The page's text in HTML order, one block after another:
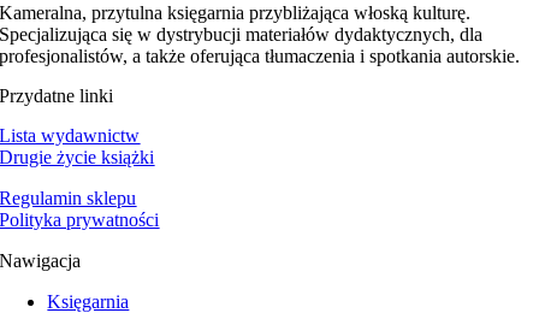
Kameralna, przytulna księgarnia przybliżająca włoską kulturę.
Specjalizująca się w dystrybucji materiałów dydaktycznych, dla
profesjonalistów, a także oferująca tłumaczenia i spotkania autorskie.
Przydatne linki
Lista wydawnictw
Drugie życie książki
Regulamin sklepu
Polityka prywatności
Nawigacja
Księgarnia